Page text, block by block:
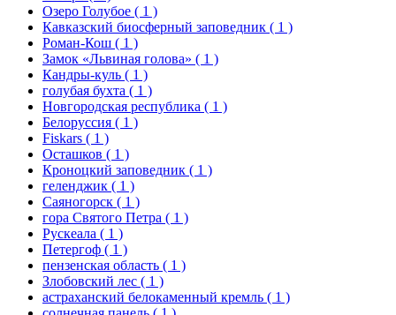
Озеро Голубое ( 1 )
Кавказский биосферный заповедник ( 1 )
Роман-Кош ( 1 )
Замок «Львиная голова» ( 1 )
Кандры-куль ( 1 )
голубая бухта ( 1 )
Новгородская республика ( 1 )
Белоруссия ( 1 )
Fiskars ( 1 )
Осташков ( 1 )
Кроноцкий заповедник ( 1 )
геленджик ( 1 )
Саяногорск ( 1 )
гора Святого Петра ( 1 )
Рускеала ( 1 )
Петергоф ( 1 )
пензенская область ( 1 )
Злобовский лес ( 1 )
астраханский белокаменный кремль ( 1 )